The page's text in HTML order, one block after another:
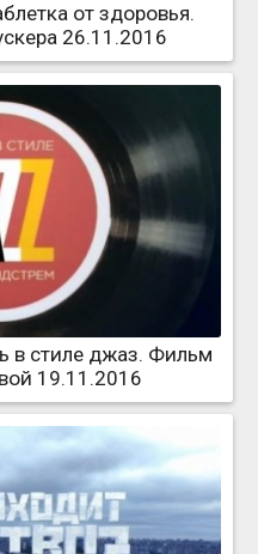
от здоровья.
26.11.2016
в стиле джаз. Фильм
19.11.2016